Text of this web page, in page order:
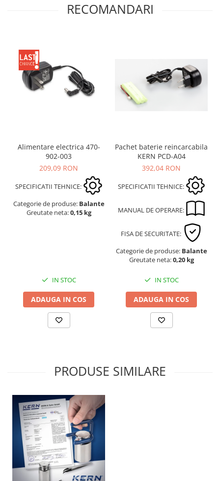
RECOMANDARI
Alimentare electrica 470-
902-003
209,09 RON
SPECIFICATII TEHNICE:
Categorie de produse: Balante
Greutate neta:0,15 kg
IN STOC
ADAUGA IN COS
Pachet baterie reincarcabila
KERN PCD-A04
392,04 RON
SPECIFICATII TEHNICE:
MANUAL DE OPERARE:
FISA DE SECURITATE:
Categorie de produse: Balante
Greutate neta:0,20 kg
IN STOC
ADAUGA IN COS
PRODUSE SIMILARE